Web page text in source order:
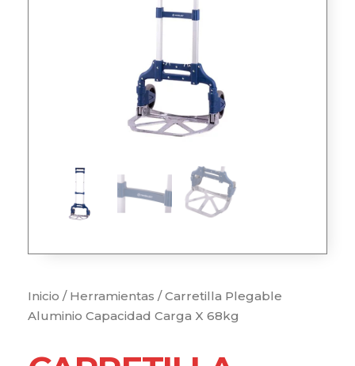
Inicio / Herramientas / Carretilla Plegable
Aluminio Capacidad Carga X 68kg